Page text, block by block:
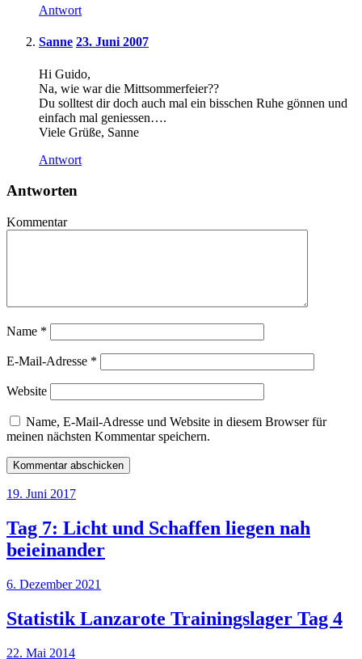
Antwort
Sanne 23. Juni 2007
Hi Guido,
Na, wie war die Mittsommerfeier??
Du solltest dir doch auch mal ein bisschen Ruhe gönnen und
einfach mal geniessen….
Viele Grüße, Sanne
Antwort
Antworten
Kommentar
Name *
E-Mail-Adresse *
Website
Name, E-Mail-Adresse und Website in diesem Browser für
meinen nächsten Kommentar speichern.
19. Juni 2017
Tag 7: Licht und Schaffen liegen nah
beieinander
6. Dezember 2021
Statistik Lanzarote Trainingslager Tag 4
22. Mai 2014